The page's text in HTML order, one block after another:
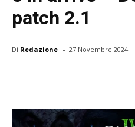
patch 2.1
Di Redazione - 27 Novembre 2024